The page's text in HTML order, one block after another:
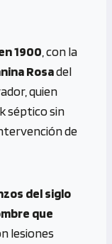
1900 , con la
Rosadel
quien
séptico sin
de
del siglo
que
lesiones